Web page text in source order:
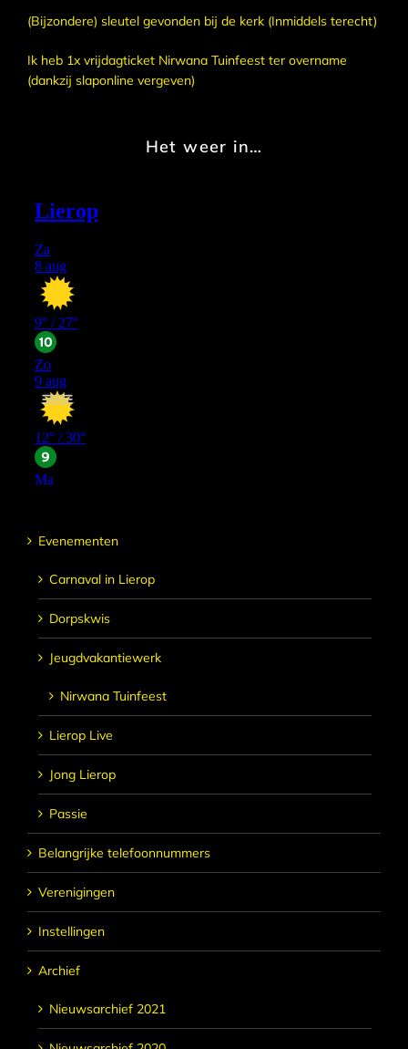
(Bijzondere) sleutel gevonden bij de kerk (Inmiddels terecht)
Ik heb 1x vrijdagticket Nirwana Tuinfeest ter overname
(dankzij slaponline vergeven)
Het weer in…
Evenementen
Carnaval in Lierop
Dorpskwis
Jeugdvakantiewerk
Nirwana Tuinfeest
Lierop Live
Jong Lierop
Passie
Belangrijke telefoonnummers
Verenigingen
Instellingen
Archief
Nieuwsarchief 2021